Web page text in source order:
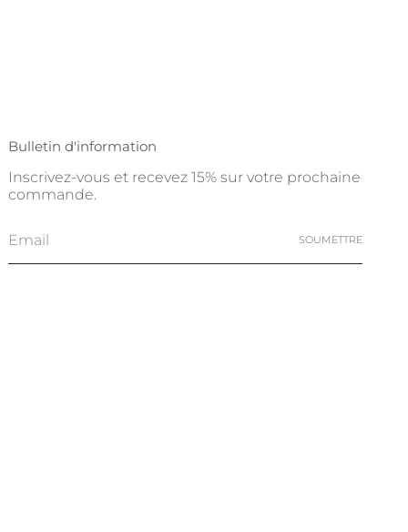
Bulletin d'information
Inscrivez-vous et recevez 15% sur votre prochaine
commande.
SOUMETTRE